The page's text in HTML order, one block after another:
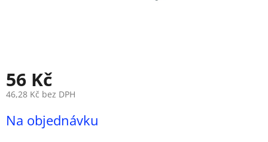
56 Kč
46,28 Kč bez DPH
cena:
Na objednávku